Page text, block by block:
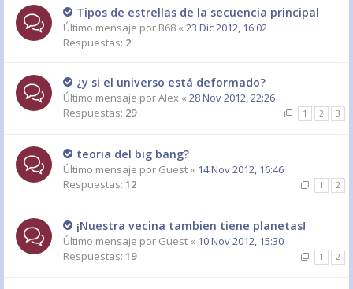
Tipos de estrellas de la secuencia principal
Último mensaje por B68 « 23 Dic 2012, 16:02
Respuestas: 2
¿y si el universo está deformado?
Último mensaje porAlex « 28 Nov 2012, 22:26
Respuestas: 29 1 2 3
teoria del big bang?
Último mensaje por Guest « 14 Nov 2012, 16:46
Respuestas: 12 1 2
¡Nuestra vecina tambien tiene planetas!
Último mensaje por Guest « 10 Nov 2012, 15:30
Respuestas: 19 1 2